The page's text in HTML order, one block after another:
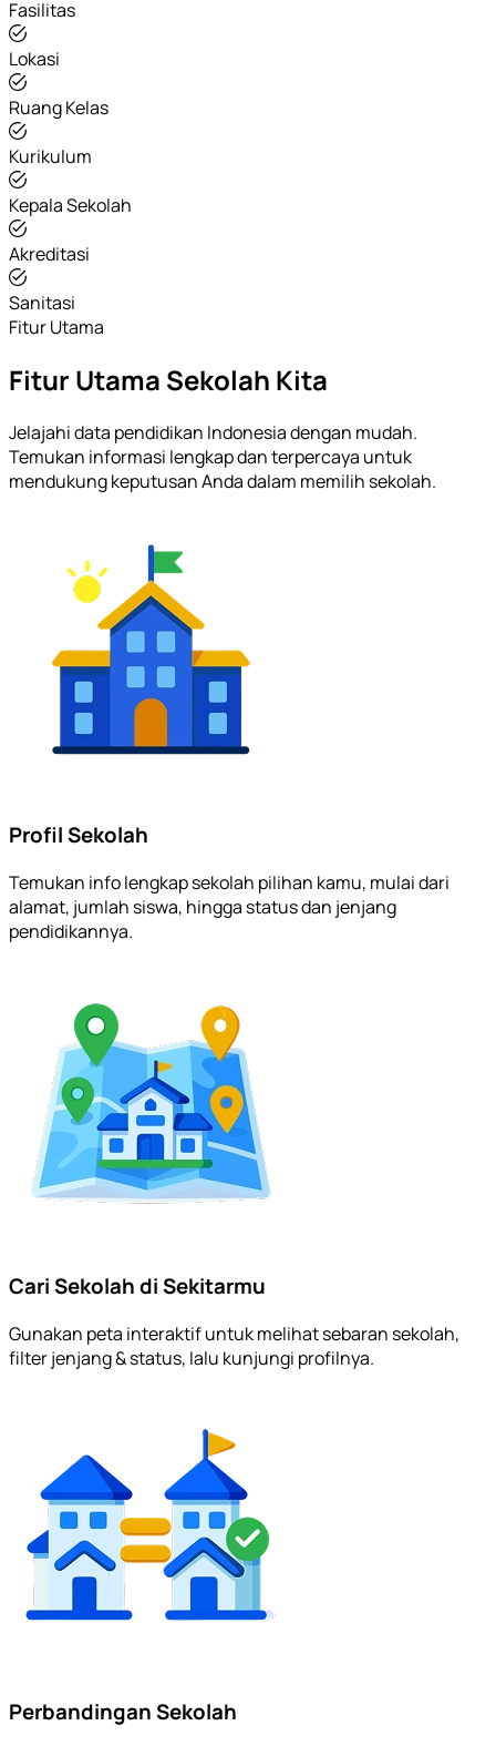
Fasilitas
Lokasi
Ruang Kelas
Kurikulum
Kepala Sekolah
Akreditasi
Sanitasi
Fitur Utama
Fitur Utama Sekolah Kita
Jelajahi data pendidikan Indonesia dengan mudah.
Temukan informasi lengkap dan terpercaya untuk
mendukung keputusan Anda dalam memilih sekolah.
Profil Sekolah
Temukan info lengkap sekolah pilihan kamu, mulai dari
alamat, jumlah siswa, hingga status dan jenjang
pendidikannya.
Cari Sekolah di Sekitarmu
Gunakan peta interaktif untuk melihat sebaran sekolah,
filter jenjang & status, lalu kunjungi profilnya.
Perbandingan Sekolah